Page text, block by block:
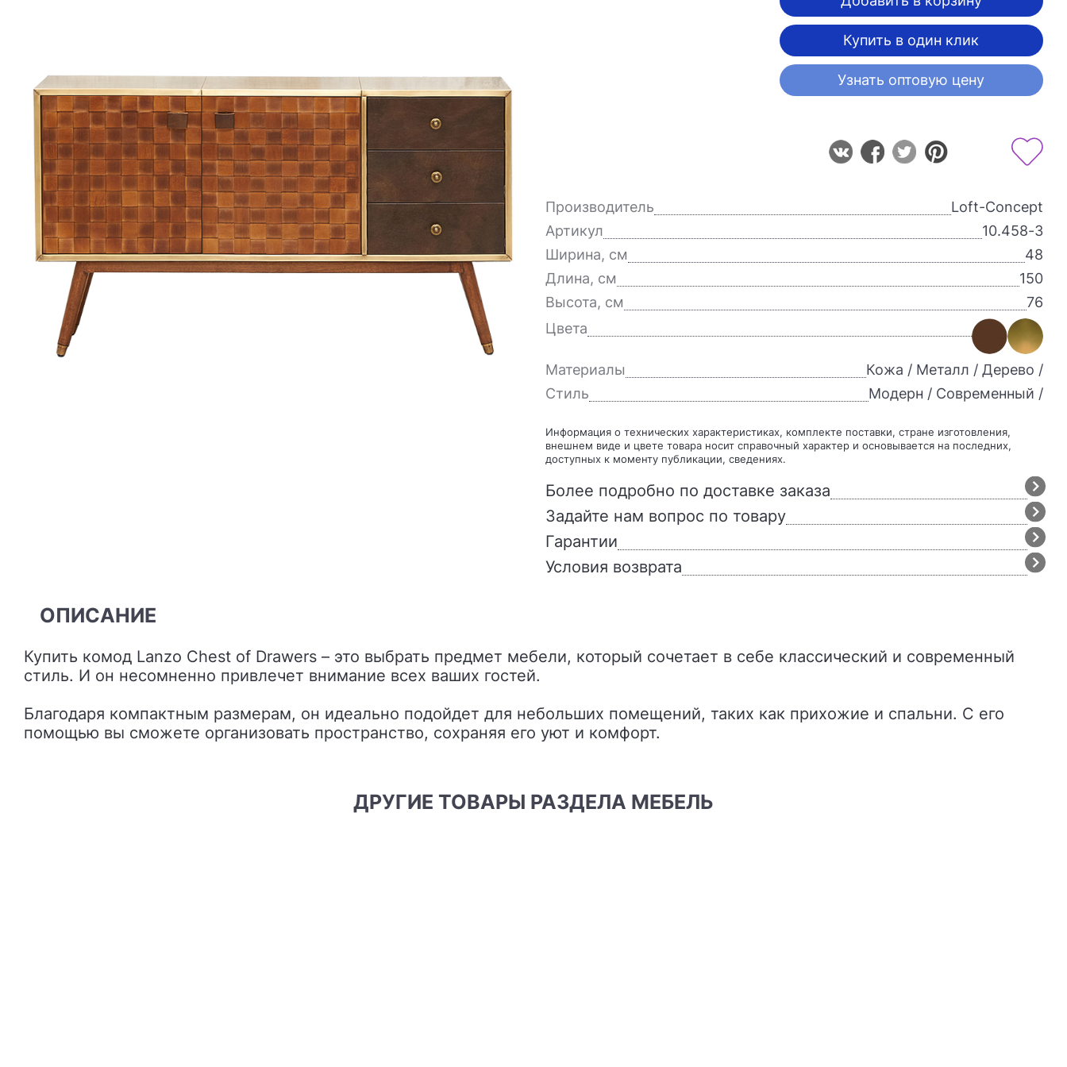
Купить в один клик
Узнать оптовую цену
Производитель
Loft-Concept
Артикул
10.458-3
Ширина, см
48
Длина, см
150
Высота, см
76
Цвета
Материалы
Кожа / Металл / Дерево /
Стиль
Модерн / Современный /
Информация о технических характеристиках, комплекте поставки, стране изготовления,
внешнем виде и цвете товара носит справочный характер и основывается на последних,
доступных к моменту публикации, сведениях.
Более подробно по доставке заказа
Задайте нам вопрос по товару
Гарантии
Условия возврата
ОПИСАНИЕ
Купить комод Lanzo Chest of Drawers – это выбрать предмет мебели, который сочетает в себе классический и современный
стиль. И он несомненно привлечет внимание всех ваших гостей.
Благодаря компактным размерам, он идеально подойдет для небольших помещений, таких как прихожие и спальни. С его
помощью вы сможете организовать пространство, сохраняя его уют и комфорт.
ДРУГИЕ ТОВАРЫ РАЗДЕЛА МЕБЕЛЬ